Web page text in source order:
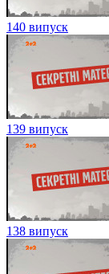
140 випуск
139 випуск
138 випуск